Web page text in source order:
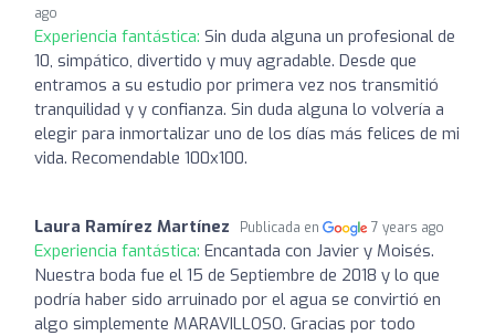
ago
Experiencia fantástica: Sin duda alguna un profesional de
10, simpático, divertido y muy agradable. Desde que
entramos a su estudio por primera vez nos transmitió
tranquilidad y y confianza. Sin duda alguna lo volvería a
elegir para inmortalizar uno de los días más felices de mi
vida. Recomendable 100x100.
Laura Ramírez Martínez Publicada en 7 years ago
Experiencia fantástica: Encantada con Javier y Moisés.
Nuestra boda fue el 15 de Septiembre de 2018 y lo que
podría haber sido arruinado por el agua se convirtió en
algo simplemente MARAVILLOSO. Gracias por todo